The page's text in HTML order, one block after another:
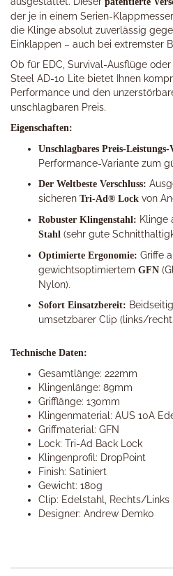
der je in einem Serien-
die Klinge absolut zuverlässig
Einklappen – auch bei extremster
Ob für EDC, Survival-Ausflüge
Steel AD-10 Lite bietet Ihnen
Performance und den
unschlagbaren Preis.
Eigenschaften:
Unschlagbares Preis-
Performance-Variante zum
Der Weltbeste Verschluss:
sicheren Tri-Ad® Lock von
Robuster Klingenstahl: Klinge
Stahl (sehr gute
Optimierte Ergonomie: Griffe
gewichtsoptimiertem GFN
Nylon).
Sofort Einsatzbereit:
umsetzbarer Clip (links/
Technische Daten:
Gesamtlänge: 222mm
Klingenlänge: 89mm
Grifflänge: 130mm
Klingenmaterial: AUS 10A
Griffmaterial: GFN
Lock: Tri-Ad Back Lock
Klingenprofil: DropPoint
Finish: Satiniert
Gewicht: 180g
Clip: Edelstahl, Rechts/Links
Designer: Andrew Demko